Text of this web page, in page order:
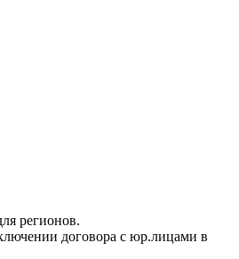
регионов.
договора с юр.лицами в